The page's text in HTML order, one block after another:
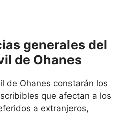
generales del
de Ohanes
de Ohanes constarán los
que afectan a los
a extranjeros,